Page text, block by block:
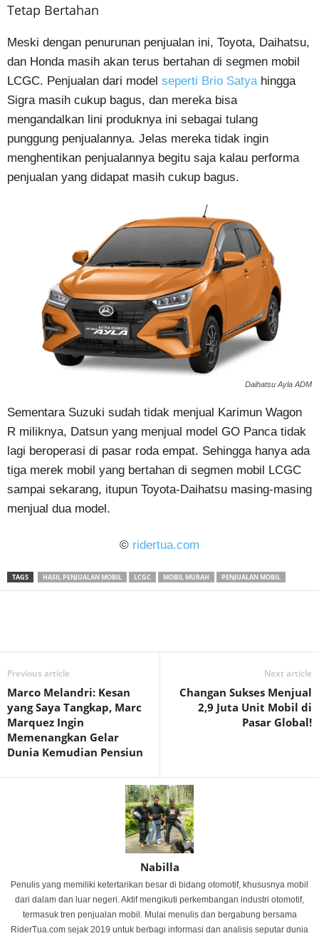
Tetap Bertahan
Meski dengan penurunan penjualan ini, Toyota, Daihatsu,
dan Honda masih akan terus bertahan di segmen mobil
LCGC. Penjualan dari model seperti Brio Satyahingga
Sigra masih cukup bagus, dan mereka bisa
mengandalkan lini produknya ini sebagai tulang
punggung penjualannya. Jelas mereka tidak ingin
menghentikan penjualannya begitu saja kalau performa
penjualan yang didapat masih cukup bagus.
Daihatsu Ayla ADM
Sementara Suzuki sudah tidak menjual Karimun Wagon
R miliknya, Datsun yang menjual model GO Panca tidak
lagi beroperasi di pasar roda empat. Sehingga hanya ada
tiga merek mobil yang bertahan di segmen mobil LCGC
sampai sekarang, itupun Toyota-Daihatsu masing-masing
menjual dua model.
© ridertua.com
TAGS HASIL PENJUALAN MOBIL LCGC MOBIL MURAH PENJUALAN MOBIL
Previous article
Marco Melandri: Kesan
yang Saya Tangkap, Marc
Marquez Ingin
Memenangkan Gelar
Dunia Kemudian Pensiun
Next article
Changan Sukses Menjual
2,9 Juta Unit Mobil di
Pasar Global!
Nabilla
Penulis yang memiliki ketertarikan besar di bidang otomotif, khususnya mobil
dari dalam dan luar negeri. Aktif mengikuti perkembangan industri otomotif,
termasuk tren penjualan mobil. Mulai menulis dan bergabung bersama
RiderTua.com sejak 2019 untuk berbagi informasi dan analisis seputar dunia